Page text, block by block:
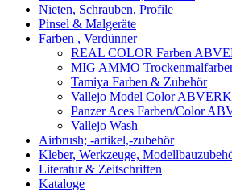
Nieten, Schrauben, Profile
Pinsel & Malgeräte
Farben , Verdünner
REAL COLOR Farben
MIG AMMO
Tamiya Farben & Zubehör
Vallejo Model Color
Panzer Aces Farben/Color
Vallejo Wash
Airbrush; -artikel,-zubehör
Kleber, Werkzeuge,
Literatur & Zeitschriften
Kataloge